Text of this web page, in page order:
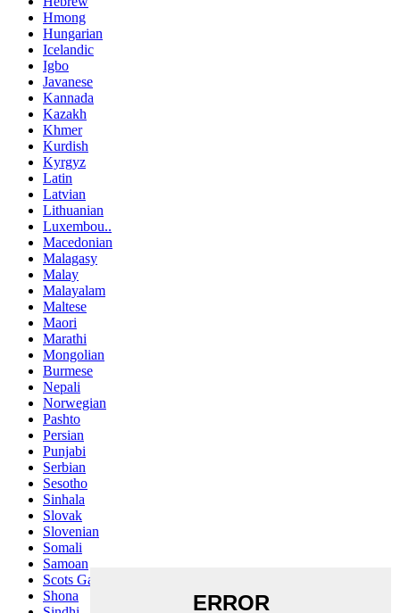
Hmong
Hungarian
Icelandic
Igbo
Javanese
Kannada
Kazakh
Khmer
Kurdish
Kyrgyz
Latin
Latvian
Lithuanian
Luxembou..
Macedonian
Malagasy
Malay
Malayalam
Maltese
Maori
Marathi
Mongolian
Burmese
Nepali
Norwegian
Pashto
Persian
Punjabi
Serbian
Sesotho
Sinhala
Slovak
Slovenian
Somali
Samoan
Scots Gaelic
Shona